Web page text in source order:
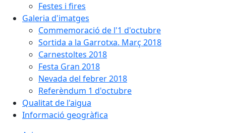
Festes i fires
Galeria d'imatges
Commemoració de l'1 d'octubre
Sortida a la Garrotxa. Març 2018
Carnestoltes 2018
Festa Gran 2018
Nevada del febrer 2018
Referèndum 1 d'octubre
Qualitat de l'aigua
Informació geogràfica